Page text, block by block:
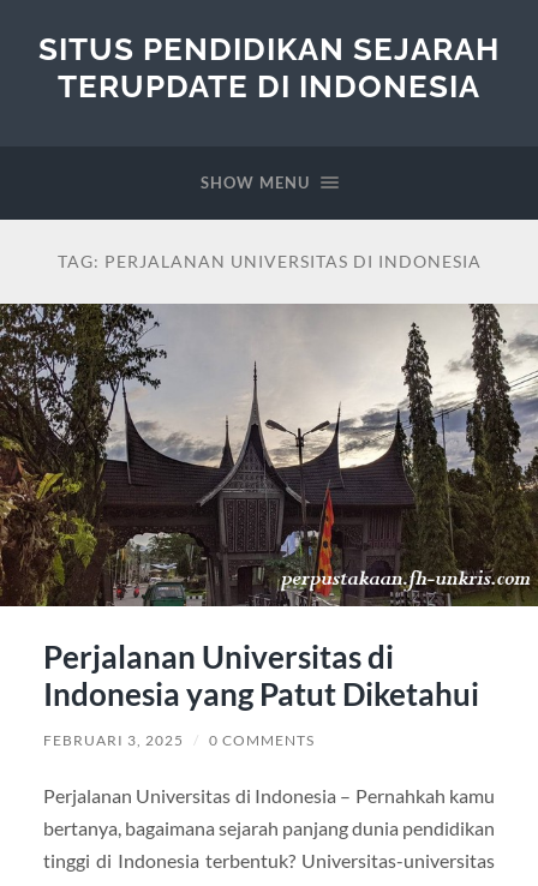
SITUS PENDIDIKAN SEJARAH
TERUPDATE DI INDONESIA
SHOW MENU
TAG: PERJALANAN UNIVERSITAS DI INDONESIA
Perjalanan Universitas di
Indonesia yang Patut Diketahui
FEBRUARI 3, 2025 / 0 COMMENTS
Perjalanan Universitas di Indonesia – Pernahkah kamu
bertanya, bagaimana sejarah panjang dunia pendidikan
tinggi di Indonesia terbentuk? Universitas-universitas